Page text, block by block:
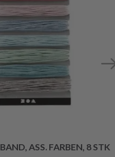
ASS. FARBEN, 8 STK